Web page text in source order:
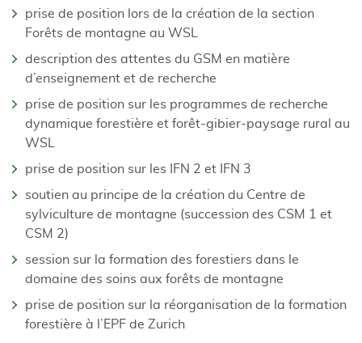
prise de position lors de la création de la section
Forêts de montagne au WSL
description des attentes du GSM en matière
d’enseignement et de recherche
prise de position sur les programmes de recherche
dynamique forestière et forêt-gibier-paysage rural au
WSL
prise de position sur les IFN 2 et IFN 3
soutien au principe de la création du Centre de
sylviculture de montagne (succession des CSM 1 et
CSM 2)
session sur la formation des forestiers dans le
domaine des soins aux forêts de montagne
prise de position sur la réorganisation de la formation
forestière à l’EPF de Zurich